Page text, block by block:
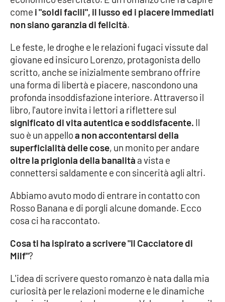
LaC TV
LaC Network
LaC OnAir
EDIZIONI
LOCALI
Catanzaro
Crotone
Reggio Calabria
Cosenza
come i "soldi facili", il lusso ed i piacere immediati
non siano garanzia di felicità.
Le feste, le droghe e le relazioni fugaci vissute dal
giovane ed insicuro Lorenzo, protagonista dello
scritto, anche se inizialmente sembrano offrire
una forma di libertà e piacere, nascondono una
profonda insoddisfazione interiore. Attraverso il
libro, l'autore invita i lettori a riflettere sul
significato di vita autentica e soddisfacente. Il
suo è un appelloa non accontentarsi della
superficialità delle cose, un monito per andare
oltre la prigionia della banalità a vista e
connettersi saldamente e con sincerità agli altri.
Abbiamo avuto modo di entrare in contatto con
Rosso Banana e di porgli alcune domande. Ecco
cosa ci ha raccontato.
Cosa ti ha ispirato a scrivere "Il Cacciatore di
Milf"?
L'idea di scrivere questo romanzo è nata dalla mia
curiosità per le relazioni moderne e le dinamiche